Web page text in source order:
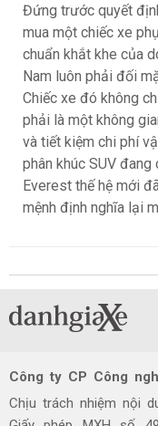
Đứng trước quyết
mua một chiếc xe
chuẩn khắt khe của
Nam luôn phải đối
Chiếc xe đó không
phải là một không
và tiết kiệm chi phí
phân khúc SUV
Everest thế hệ mới
mệnh định nghĩa lại
Công ty CP Công
Chịu trách nhiệm nội